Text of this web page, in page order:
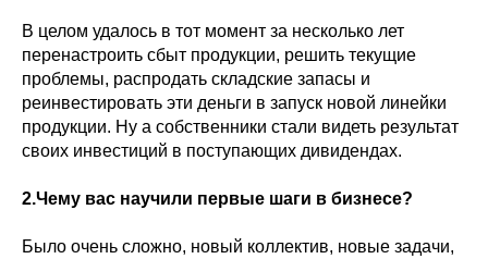
В целом удалось в тот момент за несколько лет
перенастроить сбыт продукции, решить текущие
проблемы, распродать складские запасы и
реинвестировать эти деньги в запуск новой линейки
продукции. Ну а собственники стали видеть результат
своих инвестиций в поступающих дивидендах.
2.Чему вас научили первые шаги в бизнесе?
Было очень сложно, новый коллектив, новые задачи,